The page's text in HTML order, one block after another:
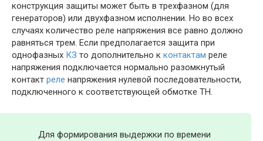
конструкция защиты может быть в трехфазном (для
генераторов) или двухфазном исполнении. Но во всех
случаях количество реле напряжения все равно должно
равняться трем. Если предполагается защита при
однофазных КЗ то дополнительно к контактам реле
напряжения подключается нормально разомкнутый
контакт реле напряжения нулевой последовательности,
подключенного к соответствующей обмотке ТН.
Для формирования выдержки по времени